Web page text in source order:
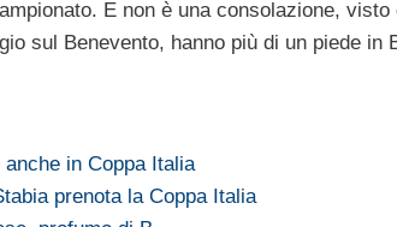
E non è una consolazione,
sul Benevento, hanno più di un piede
in Coppa Italia
prenota la Coppa Italia